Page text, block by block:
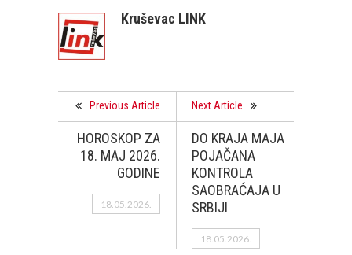
Kruševac LINK
Previous Article
HOROSKOP ZA
18. MAJ 2026.
GODINE
18.05.2026.
Next Article
DO KRAJA MAJA
POJAČANA
KONTROLA
SAOBRAĆAJA U
SRBIJI
18.05.2026.